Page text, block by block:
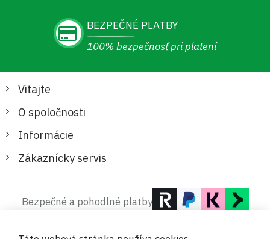
BEZPEČNÉ PLATBY
100% bezpečnosť pri platení
Vitajte
O spoločnosti
Informácie
Zákaznícky servis
Bezpečné a pohodlné platby